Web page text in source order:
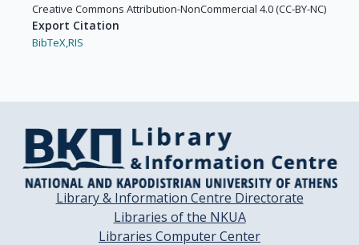
Creative Commons Attribution-NonCommercial 4.0 (CC-BY-NC)
Export Citation
BibTeX,RIS
Library & Information Centre Directorate
Libraries of the NKUA
Libraries Computer Center